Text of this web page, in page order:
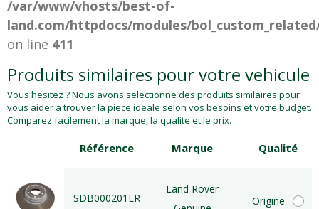
/var/www/vhosts/best-of-
land.com/httpdocs/modules/
on line 411
Produits similaires pour votre vehicule
Vous hesitez ? Nous avons selectionne des produits similaires pour
vous aider a trouver la piece ideale selon vos besoins et votre budget.
Comparez facilement la marque, la qualite et le prix.
Référence Marque Qualité
SDB000201LR
Land Rover
Origine i